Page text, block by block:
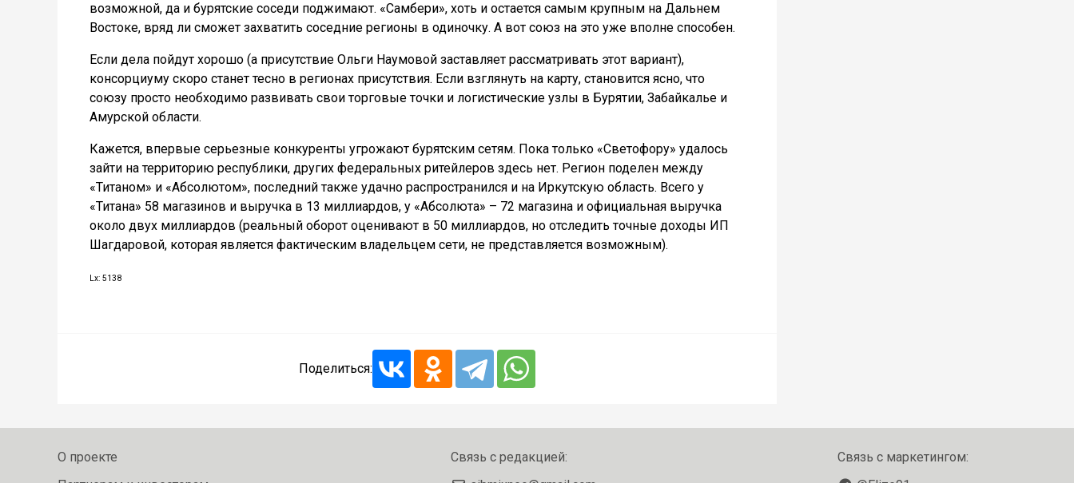
возможной, да и бурятские соседи поджимают. «Самбери», хоть и остается самым крупным на Дальнем
Востоке, вряд ли сможет захватить соседние регионы в одиночку. А вот союз на это уже вполне способен.
Если дела пойдут хорошо (а присутствие Ольги Наумовой заставляет рассматривать этот вариант),
консорциуму скоро станет тесно в регионах присутствия. Если взглянуть на карту, становится ясно, что
союзу просто необходимо развивать свои торговые точки и логистические узлы в Бурятии, Забайкалье и
Амурской области.
Кажется, впервые серьезные конкуренты угрожают бурятским сетям. Пока только «Светофору» удалось
зайти на территорию республики, других федеральных ритейлеров здесь нет. Регион поделен между
«Титаном» и «Абсолютом», последний также удачно распространился и на Иркутскую область. Всего у
«Титана» 58 магазинов и выручка в 13 миллиардов, у «Абсолюта» – 72 магазина и официальная выручка
около двух миллиардов (реальный оборот оценивают в 50 миллиардов, но отследить точные доходы ИП
Шагдаровой, которая является фактическим владельцем сети, не представляется возможным).
Lx: 5138
Поделиться:
О проекте
Связь с редакцией:
Связь с маркетингом: